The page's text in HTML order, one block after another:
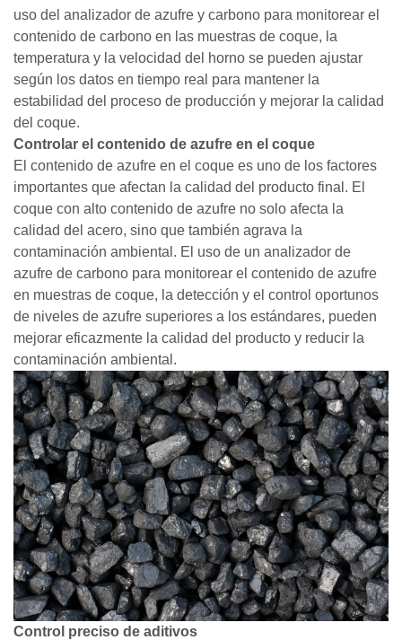
uso del analizador de azufre y carbono para monitorear el
contenido de carbono en las muestras de coque, la
temperatura y la velocidad del horno se pueden ajustar
según los datos en tiempo real para mantener la
estabilidad del proceso de producción y mejorar la calidad
del coque.
Controlar el contenido de azufre en el coque
El contenido de azufre en el coque es uno de los factores
importantes que afectan la calidad del producto final. El
coque con alto contenido de azufre no solo afecta la
calidad del acero, sino que también agrava la
contaminación ambiental. El uso de un analizador de
azufre de carbono para monitorear el contenido de azufre
en muestras de coque, la detección y el control oportunos
de niveles de azufre superiores a los estándares, pueden
mejorar eficazmente la calidad del producto y reducir la
contaminación ambiental.
Control preciso de aditivos